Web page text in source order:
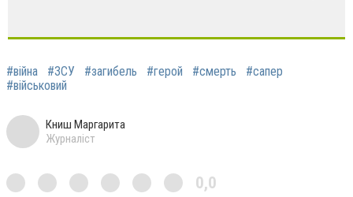
#війна #ЗСУ #загибель #герой #смерть
#сапер
#військовий
Книш Маргарита
Журналіст
0,0